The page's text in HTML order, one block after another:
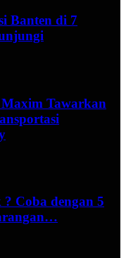
Banten di 7
Tawarkan
Coba dengan 5